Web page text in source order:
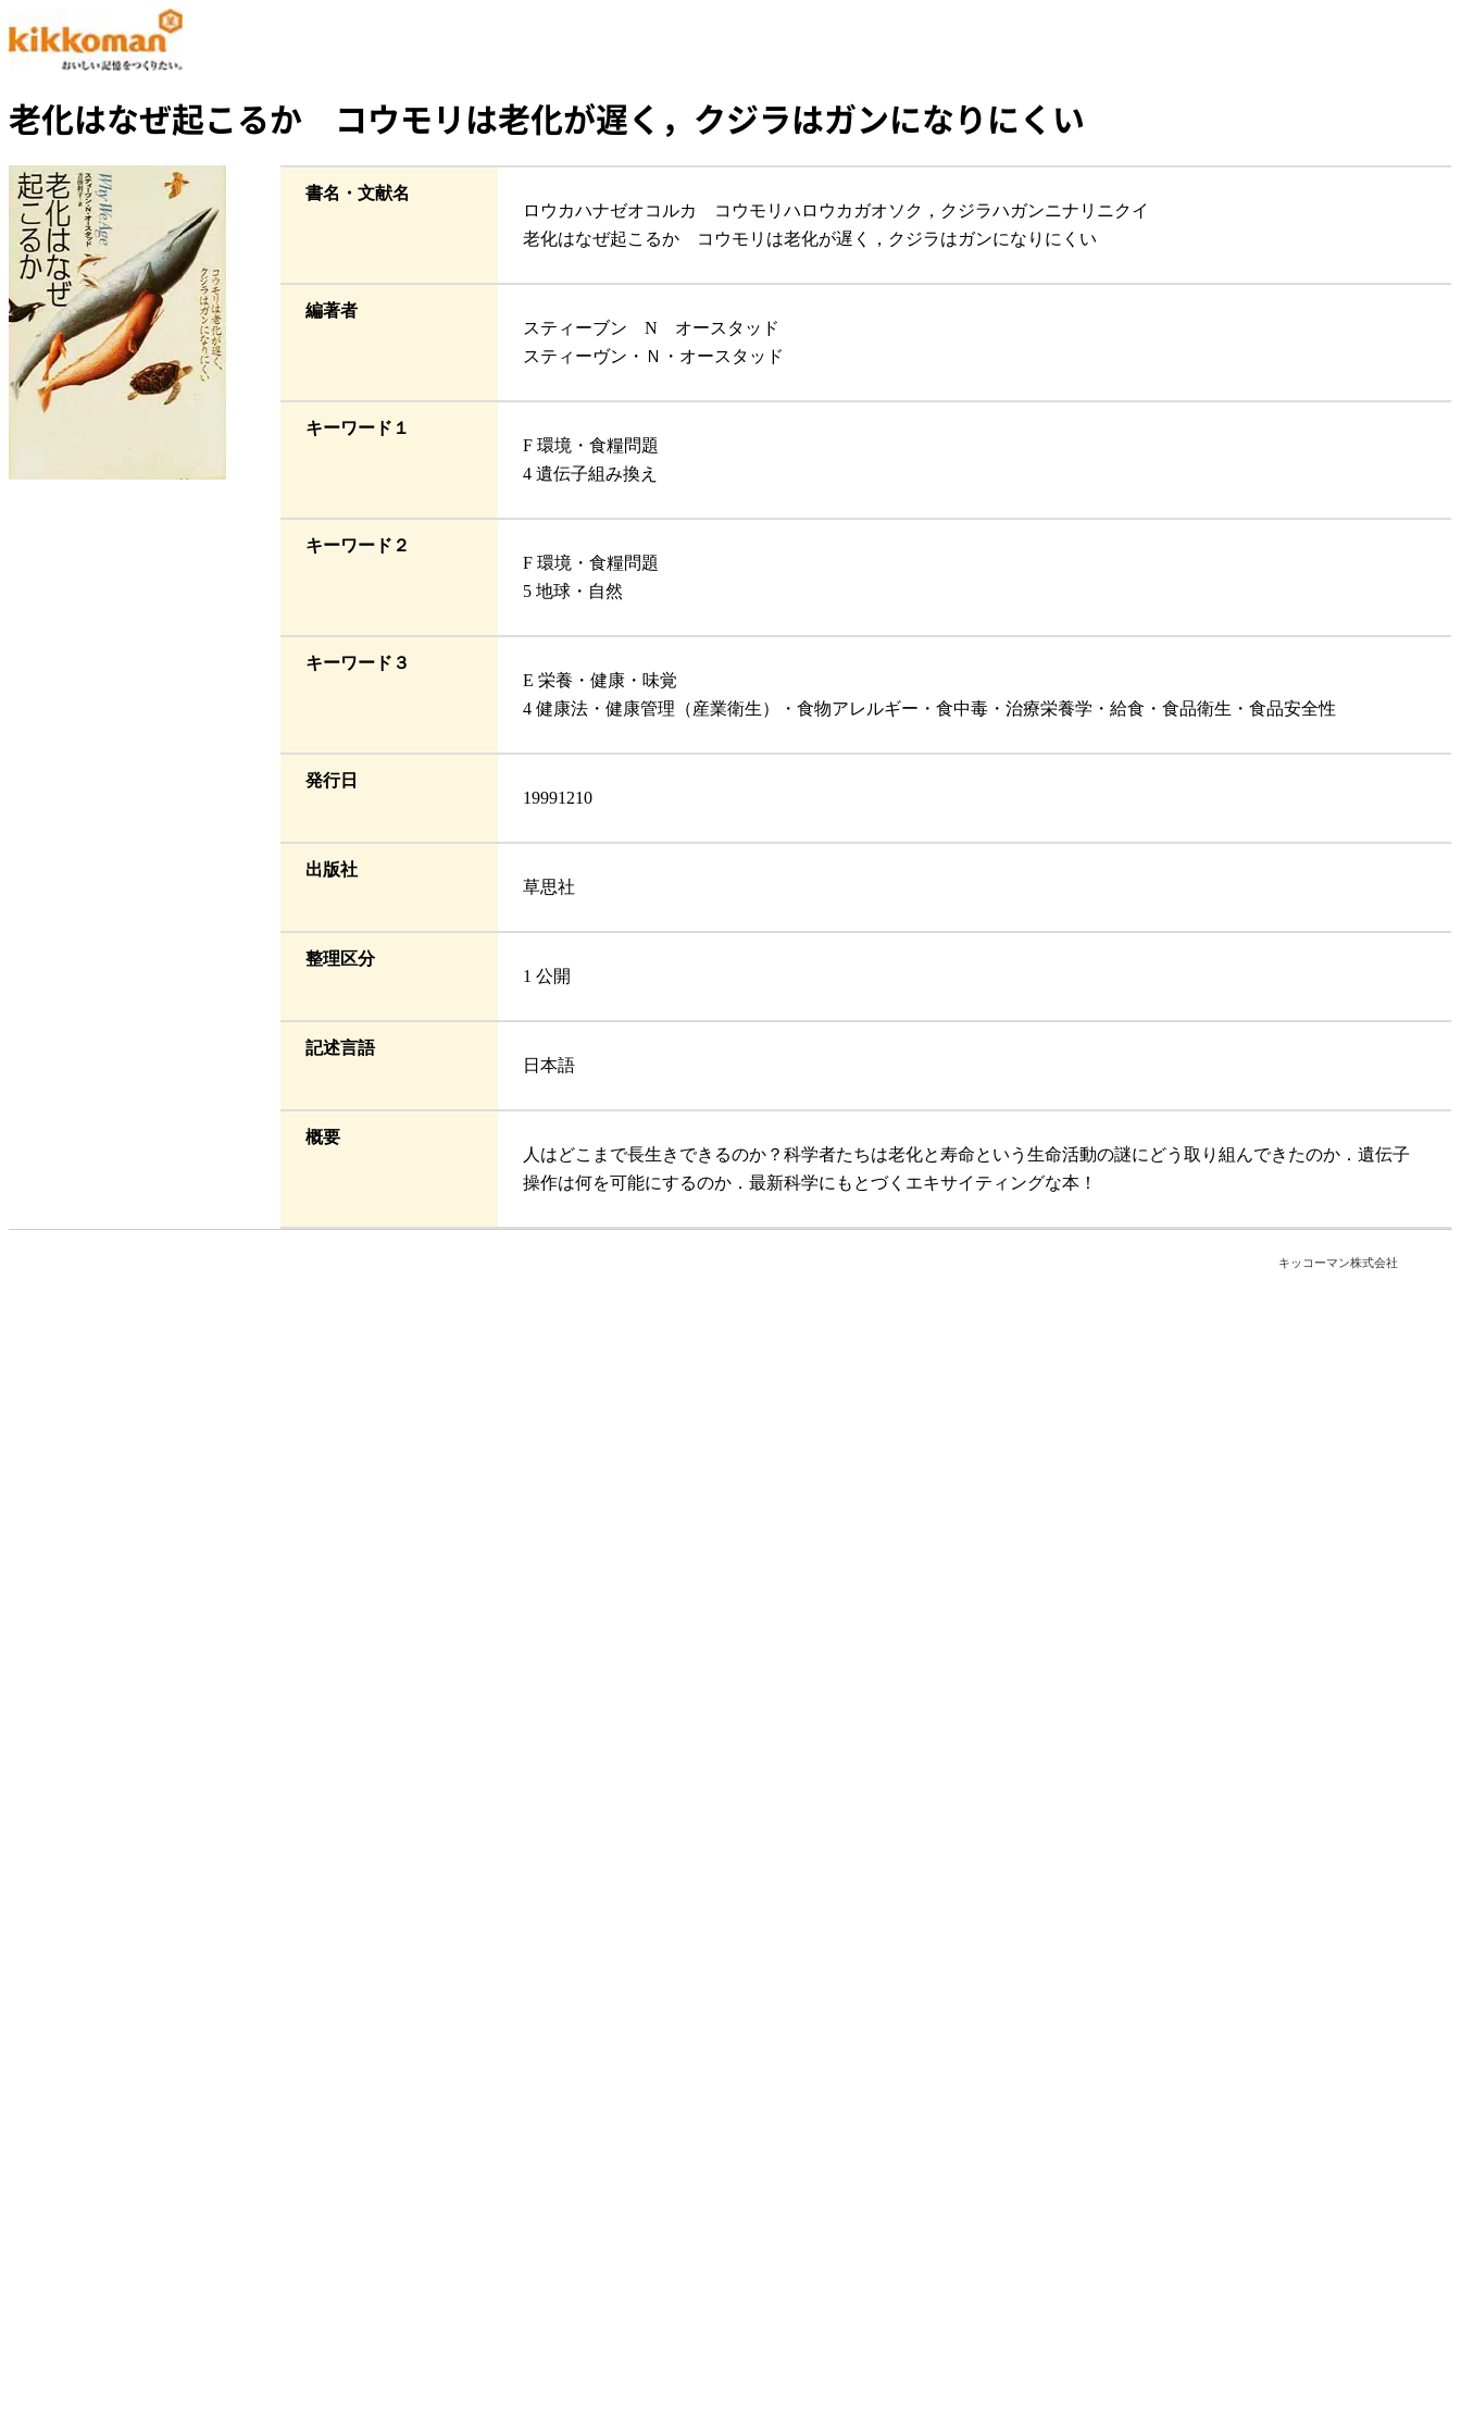
老化はなぜ起こるか コウモリは老化が遅く，クジラはガンになりにくい
書名・文献名
ロウカハナゼオコルカ コウモリハロウカガオソク，クジラハガンニナリニクイ
老化はなぜ起こるか コウモリは老化が遅く，クジラはガンになりにくい
編著者
スティーブン N オースタッド
スティーヴン・Ｎ・オースタッド
キーワード１
F 環境・食糧問題
4 遺伝子組み換え
キーワード２
F 環境・食糧問題
5 地球・自然
キーワード３
E 栄養・健康・味覚
4 健康法・健康管理（産業衛生）・食物アレルギー・食中毒・治療栄養学・給食・食品衛生・食品安全性
発行日
19991210
出版社
草思社
整理区分
1 公開
記述言語
日本語
概要
人はどこまで長生きできるのか？科学者たちは老化と寿命という生命活動の謎にどう取り組んできたのか．遺伝子
操作は何を可能にするのか．最新科学にもとづくエキサイティングな本！
キッコーマン株式会社